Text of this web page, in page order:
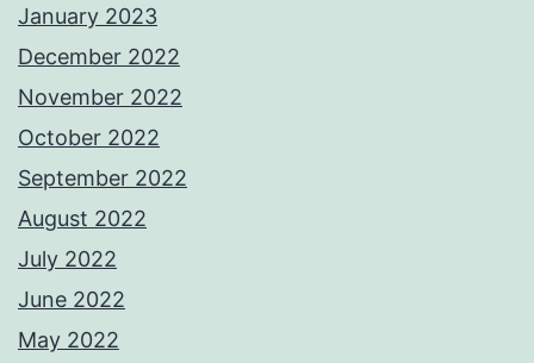
January 2023
December 2022
November 2022
October 2022
September 2022
August 2022
July 2022
June 2022
May 2022